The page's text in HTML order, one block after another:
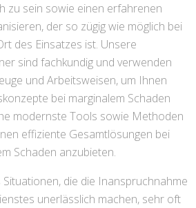
zu sein sowie einen erfahrenen
der so zügig wie möglich bei
des Einsatzes ist. Unsere
sind fachkundig und verwenden
und Arbeitsweisen, um Ihnen
bei marginalem Schaden
modernste Tools sowie Methoden
effiziente Gesamtlösungen bei
Schaden anzubieten.
die die Inanspruchnahme
unerlässlich machen, sehr oft